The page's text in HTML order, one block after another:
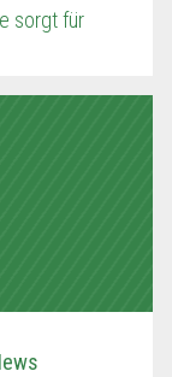
sorgt für